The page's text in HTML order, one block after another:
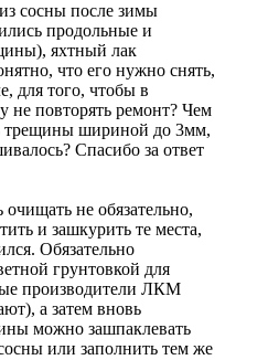
сосны после зимы
продольные и
яхтный лак
что его нужно снять,
для того, чтобы в
не повторять ремонт? Чем
трещины шириной до 3мм,
Спасибо за ответ
не обязательно,
и зашкурить те места,
Обязательно
грунтовкой для
производители ЛКМ
а затем вновь
можно зашпаклевать
или заполнить тем же